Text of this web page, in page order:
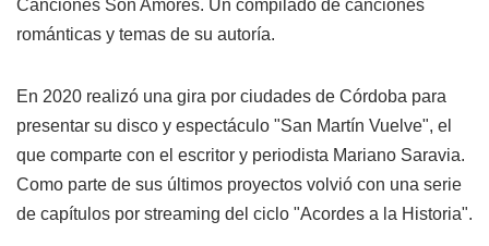
Canciones Son Amores. Un compilado de canciones
románticas y temas de su autoría.
En 2020 realizó una gira por ciudades de Córdoba para
presentar su disco y espectáculo "San Martín Vuelve", el
que comparte con el escritor y periodista Mariano Saravia.
Como parte de sus últimos proyectos volvió con una serie
de capítulos por streaming del ciclo "Acordes a la Historia".